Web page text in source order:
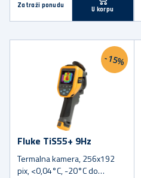
Zatraži ponudu
U korpu
-15%
Fluke TiS55+ 9Hz
Termalna kamera, 256x192
pix, <0,04°C, -20°C do